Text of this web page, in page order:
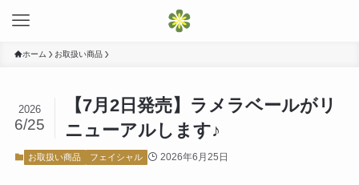
ホーム お取扱い商品
【7月2日発売】ラメラベールがリ
ニューアルします♪
2026
6/25
お取扱い商品 フェイシャル 2026年6月25日